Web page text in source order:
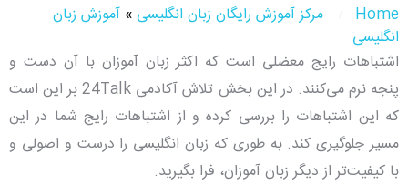
Home مرکز آموزش رایگان زبان انگلیسی » آموزش زبان
انگلیسی
اشتباهات رایج معضلی است که اکثر زبان آموزان با آن دست و
پنجه نرم می‌کنند. در این بخش تلاش آکادمی 24Talk بر این است
که این اشتباهات را بررسی کرده و از اشتباهات رایج شما در این
مسیر جلوگیری کند. به طوری که زبان انگلیسی را درست و اصولی و
با کیفیت‌تر از دیگر زبان آموزان، فرا بگیرید.